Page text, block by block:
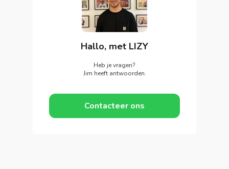
Hallo, met LIZY
Heb je vragen?
Jim heeft antwoorden.
Contacteer ons